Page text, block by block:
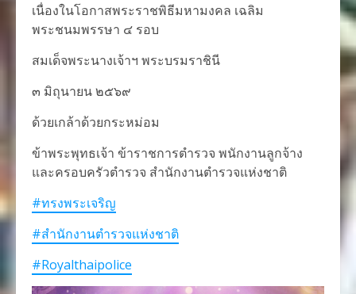
เนื่องในโอกาสพระราชพิธีมหามงคล เฉลิม
พระชนมพรรษา ๔ รอบ
สมเด็จพระนางเจ้าฯ พระบรมราชินี
๓ มิถุนายน ๒๕๖๙
ด้วยเกล้าด้วยกระหม่อม
ข้าพระพุทธเจ้า ข้าราชการตำรวจ พนักงานลูกจ้าง
และครอบครัวตำรวจ สำนักงานตำรวจแห่งชาติ
#ทรงพระเจริญ
#สำนักงานตำรวจแห่งชาติ
#Royalthaipolice